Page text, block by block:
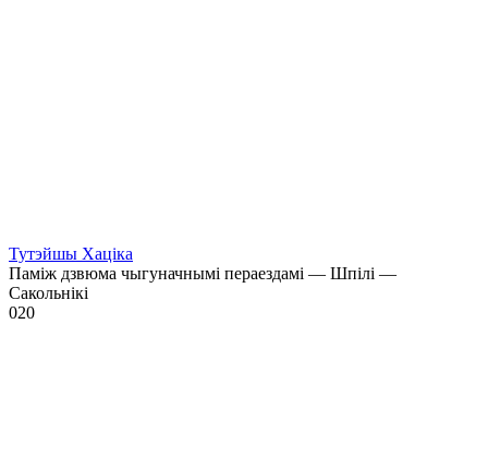
Тутэйшы Хаціка
Паміж дзвюма чыгуначнымі пераездамі — Шпілі —
Сакольнікі
020